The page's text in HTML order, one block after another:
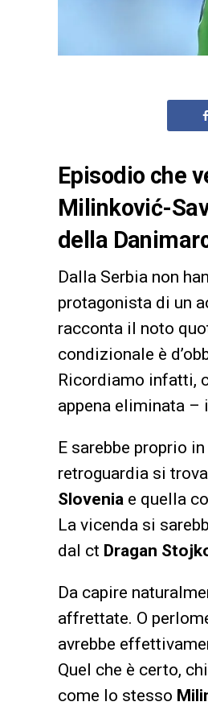
Episodio che
Milinković-
della
Dalla Serbia non
protagonista di un
racconta il noto
condizionale è
Ricordiamo infatti,
appena eliminata –
E sarebbe proprio
retroguardia si
Slovenia e quella
La vicenda si
dal ct Dragan
Da capire
affrettate. O
avrebbe
Quel che è certo,
come lo stesso